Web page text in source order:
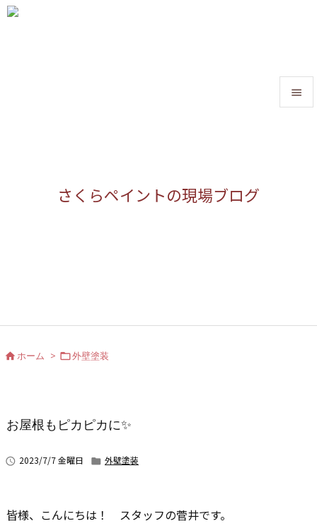
さくらペイントの現場ブログ

ホーム > 外壁塗装
お屋根もピカピカに✨
 2023/7/7 金曜日  外壁塗装
皆様、こんにちは！ スタッフの菅井です。